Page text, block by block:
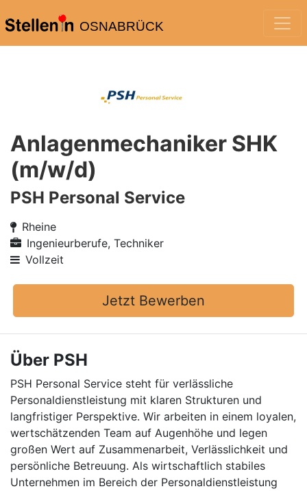
OSNABRÜCK
Anlagenmechaniker SHK
(m/w/d)
PSH Personal Service
Rheine
Ingenieurberufe, Techniker
Vollzeit
Jetzt Bewerben
Über PSH
PSH Personal Service steht für verlässliche
Personaldienstleistung mit klaren Strukturen und
langfristiger Perspektive. Wir arbeiten in einem loyalen,
wertschätzenden Team auf Augenhöhe und legen
großen Wert auf Zusammenarbeit, Verlässlichkeit und
persönliche Betreuung. Als wirtschaftlich stabiles
Unternehmen im Bereich der Personaldienstleistung